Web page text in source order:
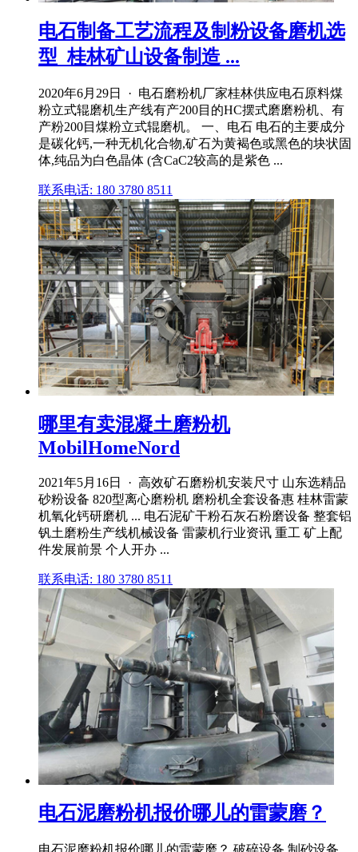
电石制备工艺流程及制粉设备磨机选
型_桂林矿山设备制造 ...
2020年6月29日 · 电石磨粉机厂家桂林供应电石原料煤
粉立式辊磨机生产线有产200目的HC摆式磨磨粉机、有
产粉200目煤粉立式辊磨机。 一、电石 电石的主要成分
是碳化钙,一种无机化合物,矿石为黄褐色或黑色的块状固
体,纯品为白色晶体 (含CaC2较高的是紫色 ...
联系电话: 180 3780 8511
哪里有卖混凝土磨粉机
MobilHomeNord
2021年5月16日 · 高效矿石磨粉机安装尺寸 山东选精品
砂粉设备 820型离心磨粉机 磨粉机全套设备惠 桂林雷蒙
机氧化钙研磨机 ... 电石泥矿干粉石灰石粉磨设备 整套铝
钒土磨粉生产线机械设备 雷蒙机行业资讯 重工 矿上配
件发展前景 个人开办 ...
联系电话: 180 3780 8511
电石泥磨粉机报价哪儿的雷蒙磨？